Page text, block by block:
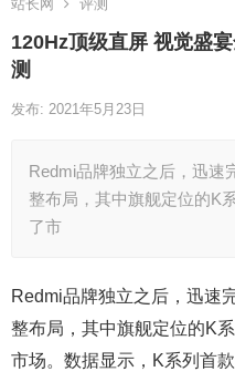
站长网 评测
120Hz顶级直屏 视觉盛
测
发布: 2021年5月23日
Redmi品牌独立之后，迅速
整布局，其中旗舰定位的K
了市
Redmi品牌独立之后，迅速
整布局，其中旗舰定位的K
市场。数据显示，K系列首